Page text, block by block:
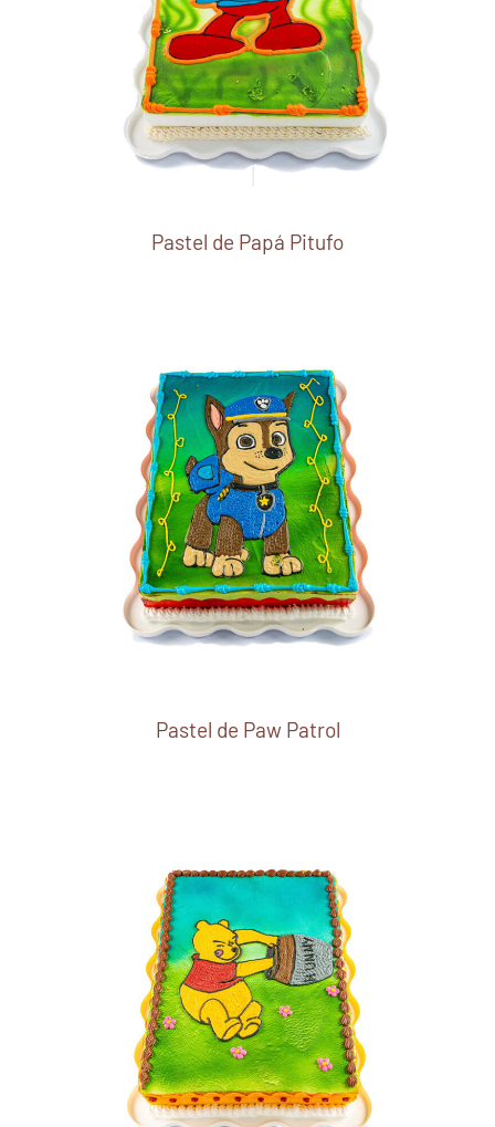
Pastel de Papá Pitufo
Pastel de Paw Patrol